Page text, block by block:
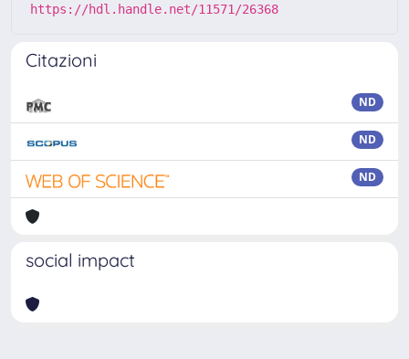
https://hdl.handle.net/11571/26368
Citazioni
ND
ND
ND
social impact